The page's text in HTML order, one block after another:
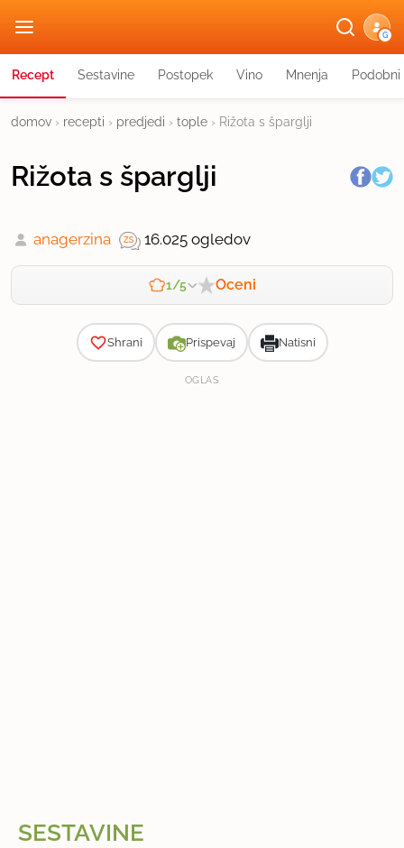
G
Recept Sestavine Postopek Vino Mnenja
domov › recepti › predjedi › tople › Rižota s šparglji
Rižota s šparglji
anagerzina 16.025 ogledov
1/5 Oceni
Shrani Prispevaj Natisni
OGLAS
SESTAVINE